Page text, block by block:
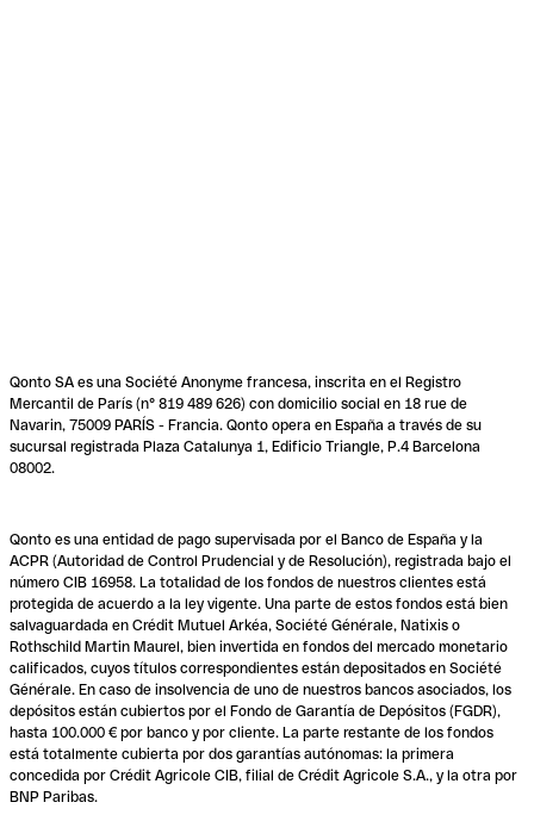
Qonto SA es una Société Anonyme francesa, inscrita en el Registro
Mercantil de París (n° 819 489 626) con domicilio social en 18 rue de
Navarin, 75009 PARÍS - Francia. Qonto opera en España a través de su
sucursal registrada Plaza Catalunya 1, Edificio Triangle, P.4 Barcelona
08002.
Qonto es una entidad de pago supervisada por el Banco de España y la
ACPR (Autoridad de Control Prudencial y de Resolución), registrada bajo el
número CIB 16958. La totalidad de los fondos de nuestros clientes está
protegida de acuerdo a la ley vigente. Una parte de estos fondos está bien
salvaguardada en Crédit Mutuel Arkéa, Société Générale, Natixis o
Rothschild Martin Maurel, bien invertida en fondos del mercado monetario
calificados, cuyos títulos correspondientes están depositados en Société
Générale. En caso de insolvencia de uno de nuestros bancos asociados, los
depósitos están cubiertos por el Fondo de Garantía de Depósitos (FGDR),
hasta 100.000 € por banco y por cliente. La parte restante de los fondos
está totalmente cubierta por dos garantías autónomas: la primera
concedida por Crédit Agricole CIB, filial de Crédit Agricole S.A., y la otra por
BNP Paribas.